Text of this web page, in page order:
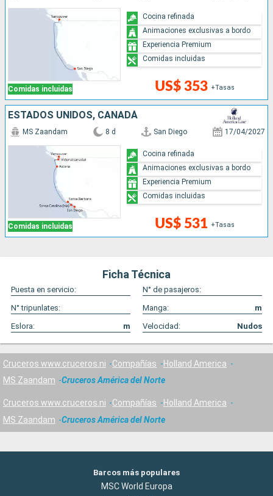
Comidas incluidas US$ 353 +Tasas
Cocina refinada
Animaciones exclusivas a bordo
Experiencia Premium
Comidas incluidas
ESTADOS UNIDOS, CANADÁ
Comidas incluidas
MS Zaandam 8 d San Diego 17/04/2027
US$ 531 +Tasas
Cocina refinada
Animaciones exclusivas a bordo
Experiencia Premium
Comidas incluidas
Ficha Técnica
Puesta en servicio:
N° de pasajeros:
N° tripunlates:
Manga:
m
Eslora:
m Velocidad: Nudos
Cruceros www.cruceros.ni Compañías
Holland America
MS Zaandam
Cruceros América del Norte
Cruceros www.cruceros.ni Compañías
Holland America
MS Zaandam
Cruceros América del Norte
Barcos más populares
MSC World Europa